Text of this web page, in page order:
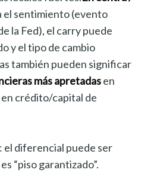
el sentimiento (evento
la Fed), el carry puede
y el tipo de cambio
también pueden significar
más apretadasen
crédito/capital de
el diferencial puede ser
“piso garantizado”.